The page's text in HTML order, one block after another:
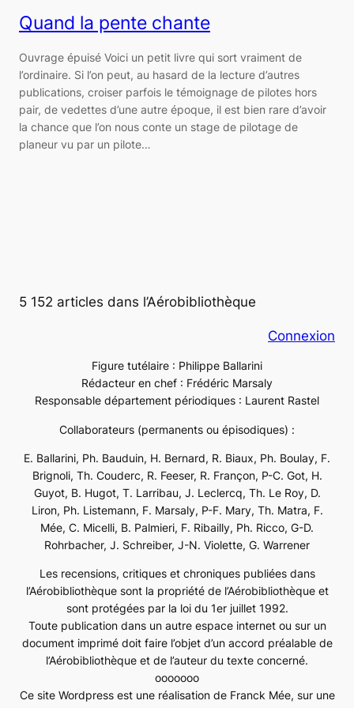
Quand la pente chante
Ouvrage épuisé Voici un petit livre qui sort vraiment de
l’ordinaire. Si l’on peut, au hasard de la lecture d’autres
publications, croiser parfois le témoignage de pilotes hors
pair, de vedettes d’une autre époque, il est bien rare d’avoir
la chance que l’on nous conte un stage de pilotage de
planeur vu par un pilote…
5 152 articles dans l’Aérobibliothèque
Connexion
Figure tutélaire : Philippe Ballarini
Rédacteur en chef : Frédéric Marsaly
Responsable département périodiques : Laurent Rastel
Collaborateurs (permanents ou épisodiques) :
E. Ballarini, Ph. Bauduin, H. Bernard, R. Biaux, Ph. Boulay, F.
Brignoli, Th. Couderc, R. Feeser, R. Françon, P-C. Got, H.
Guyot, B. Hugot, T. Larribau, J. Leclercq, Th. Le Roy, D.
Liron, Ph. Listemann, F. Marsaly, P-F. Mary, Th. Matra, F.
Mée, C. Micelli, B. Palmieri, F. Ribailly, Ph. Ricco, G-D.
Rohrbacher, J. Schreiber, J-N. Violette, G. Warrener
Les recensions, critiques et chroniques publiées dans
l’Aérobibliothèque sont la propriété de l’Aérobibliothèque et
sont protégées par la loi du 1er juillet 1992.
Toute publication dans un autre espace internet ou sur un
document imprimé doit faire l’objet d’un accord préalable de
l’Aérobibliothèque et de l’auteur du texte concerné.
ooooooo
Ce site Wordpress est une réalisation de Franck Mée, sur une